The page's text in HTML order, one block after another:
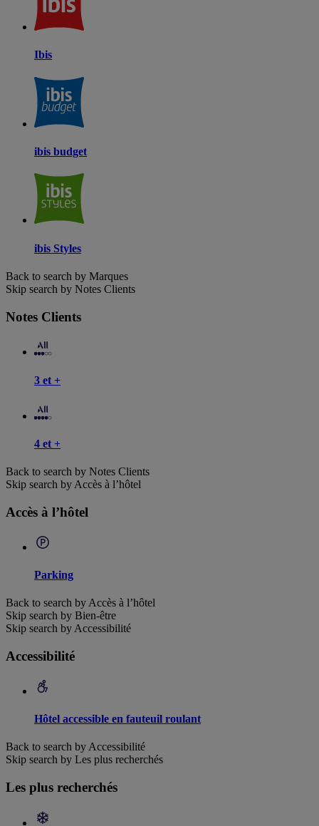
Ibis
ibis budget
ibis Styles
Back to search by Marques
Skip search by Notes Clients
Notes Clients
3 et +
4 et +
Back to search by Notes Clients
Skip search by Accès à l’hôtel
Accès à l’hôtel
Parking
Back to search by Accès à l’hôtel
Skip search by Bien-être
Skip search by Accessibilité
Accessibilité
Hôtel accessible en fauteuil roulant
Back to search by Accessibilité
Skip search by Les plus recherchés
Les plus recherchés